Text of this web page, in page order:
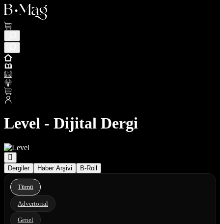
Level - Dijital Dergi
Dergiler Haber Arşivi B-Roll
Tümü
Advertorial
Genel